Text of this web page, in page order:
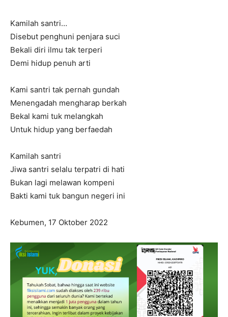
Kamilah santri…
Disebut penghuni penjara suci
Bekali diri ilmu tak terperi
Demi hidup penuh arti
Kami santri tak pernah gundah
Menengadah mengharap berkah
Bekal kami tuk melangkah
Untuk hidup yang berfaedah
Kamilah santri
Jiwa santri selalu terpatri di hati
Bukan lagi melawan kompeni
Bakti kami tuk bangun negeri ini
Kebumen, 17 Oktober 2022